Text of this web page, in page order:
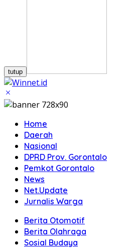
tutup
Home
Daerah
Nasional
DPRD Prov. Gorontalo
Pemkot Gorontalo
News
Net.Update
Jurnalis Warga
Berita Otomotif
Berita Olahraga
Sosial Budaya